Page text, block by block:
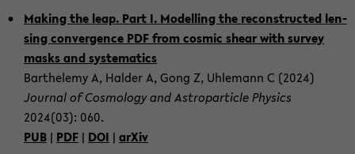
Ma­king the leap. Part I. Mo­del­ling the re­con­st­ruc­ted len­
sing con­ver­gence PDF from cos­mic shear with sur­vey
masks and sys­te­ma­tics
Bart­hele­my A, Hal­der A, Gong Z, Uh­le­mann C (2024)
Jour­nal of Cos­mo­lo­gy and As­tro­par­ti­cle Phy­sics
2024(03): 060.
PUB | PDF | DOI | arXiv